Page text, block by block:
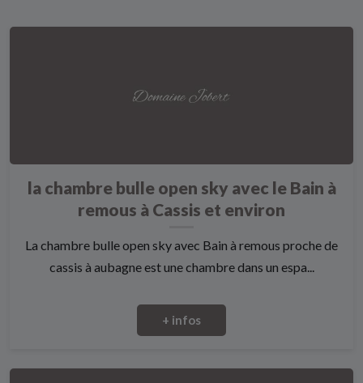
la chambre bulle open sky avec le Bain à
remous à Cassis et environ
La chambre bulle open sky avec Bain à remous proche de
cassis à aubagne est une chambre dans un espa...
+ infos